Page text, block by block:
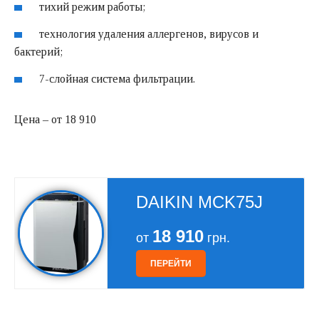
тихий режим работы;
технология удаления аллергенов, вирусов и
бактерий;
7-слойная система фильтрации.
Цена – от 18 910
DAIKIN MCK75J
от 18 910 грн.
ПЕРЕЙТИ